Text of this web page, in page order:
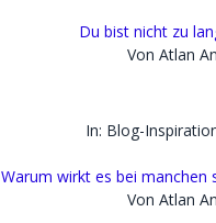
Du bist nicht zu
Von Atlan
In: Blog-
Warum wirkt es bei manchen
Von Atlan